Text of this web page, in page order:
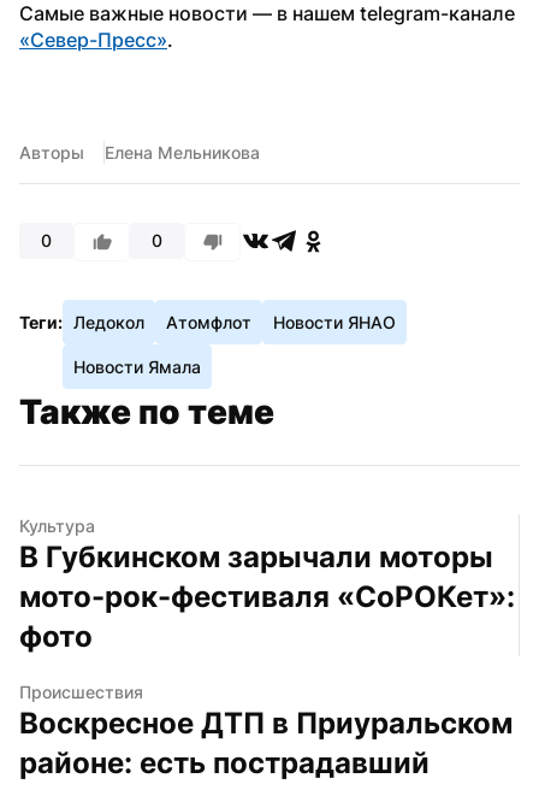
«Север-Пресс».
Авторы Елена Мельникова
0 0
Теги: Ледокол Атомфлот Новости ЯНАО
Новости Ямала
Также по теме
Культура
В Губкинском зарычали моторы
мото-рок-фестиваля «СоРОКет»:
фото
Происшествия
Воскресное ДТП в Приуральском
районе: есть пострадавший